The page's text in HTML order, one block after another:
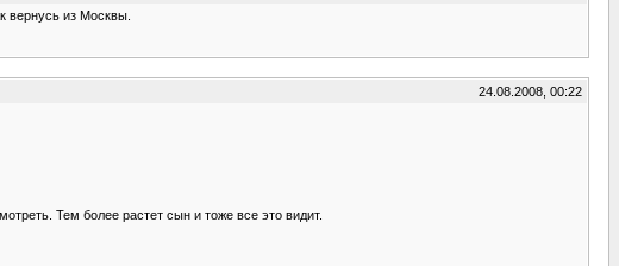
вернусь из Москвы.
24.08.2008, 00:22
Тем более растет сын и тоже все это видит.